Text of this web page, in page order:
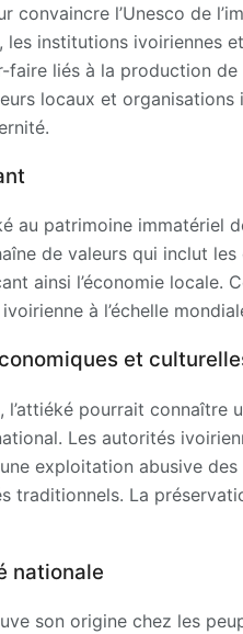
convaincre l’Unesco de
les institutions ivoiriennes
faire liés à la production
locaux et
au patrimoine immatériel
de valeurs qui inclut
ainsi l’économie locale.
à l’échelle
et
pourrait connaître
Les autorités
une exploitation abusive
traditionnels. La
nationale
son origine chez les